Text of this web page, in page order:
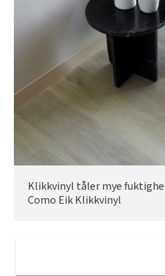
Klikkvinyl tåler mye
Como Eik Klikkvinyl